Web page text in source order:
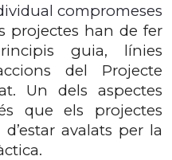
compromeses
projectes han de fer
guia, línies
del Projecte
Un dels aspectes
que els projectes
avalats per la